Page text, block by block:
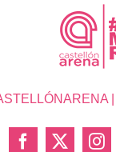
Facebook
X